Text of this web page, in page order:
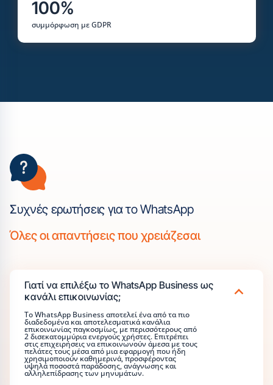
100%
συμμόρφωση με GDPR
Συχνές ερωτήσεις για το WhatsApp
Όλες οι απαντήσεις που χρειάζεσαι
Γιατί να επιλέξω το WhatsApp Business ως
κανάλι επικοινωνίας;
Το WhatsApp Business αποτελεί ένα από τα πιο
διαδεδομένα και αποτελεσματικά κανάλια
επικοινωνίας παγκοσμίως, με περισσότερους από
2 δισεκατομμύρια ενεργούς χρήστες. Επιτρέπει
στις επιχειρήσεις να επικοινωνούν άμεσα με τους
πελάτες τους μέσα από μια εφαρμογή που ήδη
χρησιμοποιούν καθημερινά, προσφέροντας
υψηλά ποσοστά παράδοσης, ανάγνωσης και
αλληλεπίδρασης των μηνυμάτων.